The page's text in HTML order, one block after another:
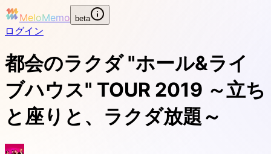
MeloMemo beta
ログイン
都会のラクダ "ホール&ライ
ブハウス" TOUR 2019 ～立ち
と座りと、ラクダ放題～